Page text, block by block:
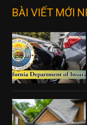
BÀI VIẾT MỚI